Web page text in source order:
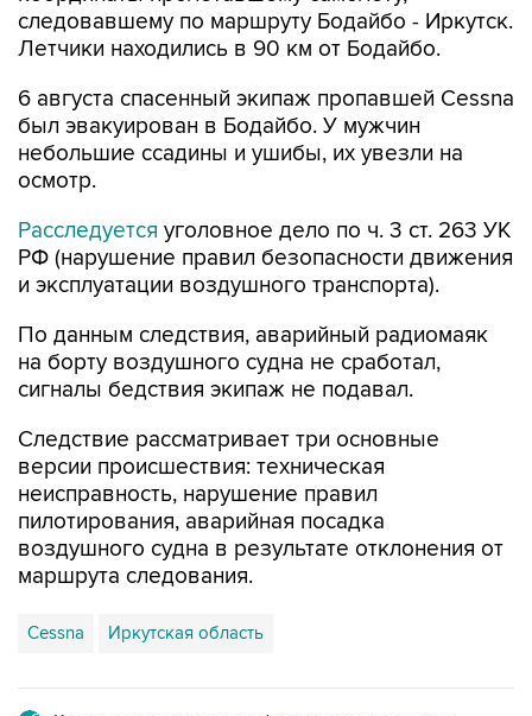
следовавшему по маршруту Бодайбо - Иркутск.
Летчики находились в 90 км от Бодайбо.
6 августа спасенный экипаж пропавшей Cessna
был эвакуирован в Бодайбо. У мужчин
небольшие ссадины и ушибы, их увезли на
осмотр.
Расследуется уголовное дело по ч. 3 ст. 263 УК
РФ (нарушение правил безопасности движения
и эксплуатации воздушного транспорта).
По данным следствия, аварийный радиомаяк
на борту воздушного судна не сработал,
сигналы бедствия экипаж не подавал.
Следствие рассматривает три основные
версии происшествия: техническая
неисправность, нарушение правил
пилотирования, аварийная посадка
воздушного судна в результате отклонения от
маршрута следования.
Cessna Иркутская область